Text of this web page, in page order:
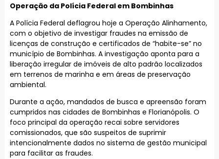
Operação da Polícia Federal em Bombinhas
A Polícia Federal deflagrou hoje a Operação Alinhamento,
com o objetivo de investigar fraudes na emissão de
licenças de construção e certificados de “habite-se” no
município de Bombinhas. A investigação aponta para a
liberação irregular de imóveis de alto padrão localizados
em terrenos de marinha e em áreas de preservação
ambiental.
Durante a ação, mandados de busca e apreensão foram
cumpridos nas cidades de Bombinhas e Florianópolis. O
foco principal da operação recai sobre servidores
comissionados, que são suspeitos de suprimir
intencionalmente dados no sistema de gestão municipal
para facilitar as fraudes.